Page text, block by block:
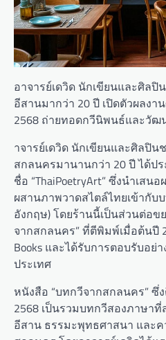
อาจารย์เดวิด นักเขียนและศิล
อีสานมากว่า 20 ปี เปิดตัวผลง
2568 ถ่ายทอดกวีนิพนธ์และวั
าจารย์เดวิด นักเขียนและศิลปิ
สกลนครมานานกว่า 20 ปี ได้ป
ชื่อ “ThaiPoetryArt” ซึ่งนำเสน
ผสานภาพวาดสไตล์ไทยเข้ากับ
อังกฤษ) โดยร้านนี้เป็นส่วนต่อข
จากสกลนคร” ที่ตีพิมพ์เมื่อต้นปี
Books และได้รับการตอบรับอย่
ประเทศ
หนังสือ “บทกวีจากสกลนคร” ซึ่
2568 เป็นรวมบทกวีสองภาษา
อีสาน ธรรมะพุทธศาสนา และ